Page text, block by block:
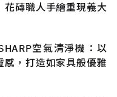
花磚職人手繪重現義大
空氣清淨機：以
感，打造如家具般優雅